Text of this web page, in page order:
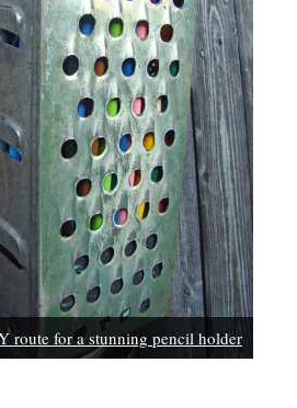
route for a stunning pencil holder